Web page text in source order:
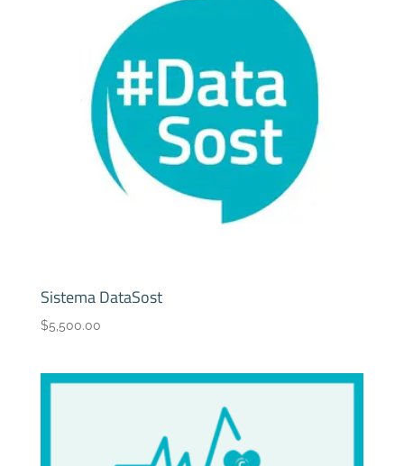
Sistema DataSost
$5,500.00